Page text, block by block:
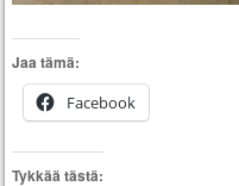
Jaa tämä:
Facebook
Tykkää tästä: